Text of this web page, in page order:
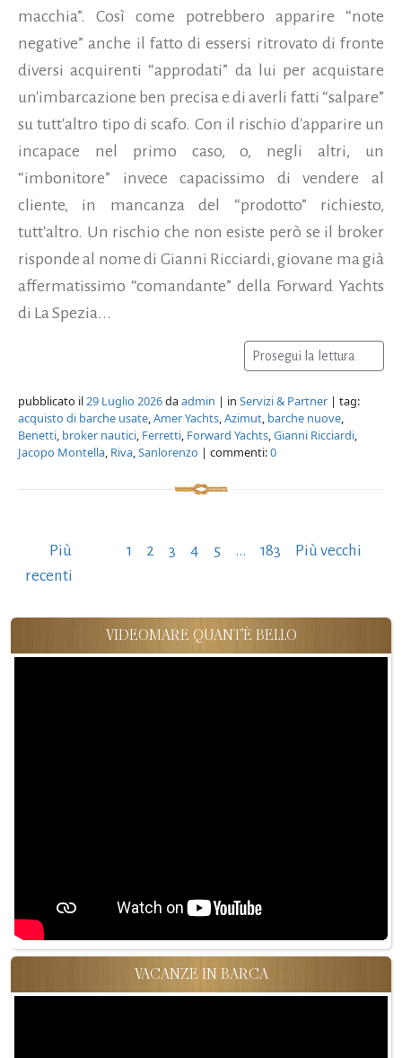
macchia”. Così come potrebbero apparire “note
negative” anche il fatto di essersi ritrovato di fronte
diversi acquirenti “approdati” da lui per acquistare
un'imbarcazione ben precisa e di averli fatti “salpare”
su tutt'altro tipo di scafo. Con il rischio d'apparire un
incapace nel primo caso, o, negli altri, un
“imbonitore” invece capacissimo di vendere al
cliente, in mancanza del “prodotto” richiesto,
tutt'altro. Un rischio che non esiste però se il broker
risponde al nome di Gianni Ricciardi, giovane ma già
affermatissimo “comandante” della Forward Yachts
di La Spezia...
Prosegui la lettura
pubblicato il29 Luglio 2026daadmin | in Servizi & Partner | tag:
acquisto di barche usate,Amer Yachts,Azimut, barche nuove,
Benetti, broker nautici, Ferretti, Forward Yachts,Gianni Ricciardi,
Jacopo Montella, Riva,Sanlorenzo | commenti:0
Paginazione
degli
Più
recenti
1 2 3 4 5 … 183 Più vecchi
VIDEOMARE QUANT'È BELLO
VACANZE IN BARCA